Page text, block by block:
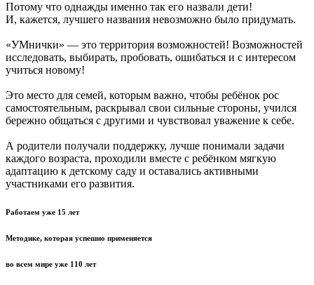
Потому что однажды именно так его назвали дети!
И, кажется, лучшего названия невозможно было придумать.
«УМнички» — это территория возможностей! Возможностей
исследовать, выбирать, пробовать, ошибаться и с интересом
учиться новому!
Это место для семей, которым важно, чтобы ребёнок рос
самостоятельным, раскрывал свои сильные стороны, учился
бережно общаться с другими и чувствовал уважение к себе.
А родители получали поддержку, лучше понимали задачи
каждого возраста, проходили вместе с ребёнком мягкую
адаптацию к детскому саду и оставались активными
участниками его развития.
Работаем уже 15 лет
Методике, которая успешно применяется
во всем мире уже 110 лет